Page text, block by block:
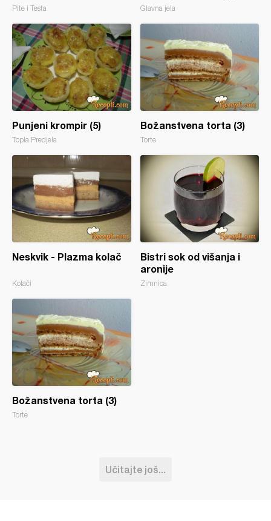
Pite i Testa Glavna jela
Punjeni krompir (5)
Topla Predjela
Božanstvena torta (3)
Torte
Neskvik - Plazma kolač
Kolači
Bistri sok od višanja i
aronije
Zimnica
Božanstvena torta (3)
Torte
Učitajte još...